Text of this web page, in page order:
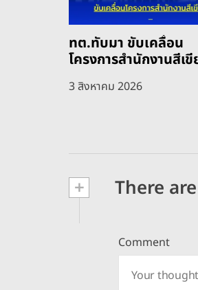
ทต.ทับมา ขับเคลื่อน
โครงการสำนักงานสีเขี
3 สิงหาคม 2026
+ There
Comment